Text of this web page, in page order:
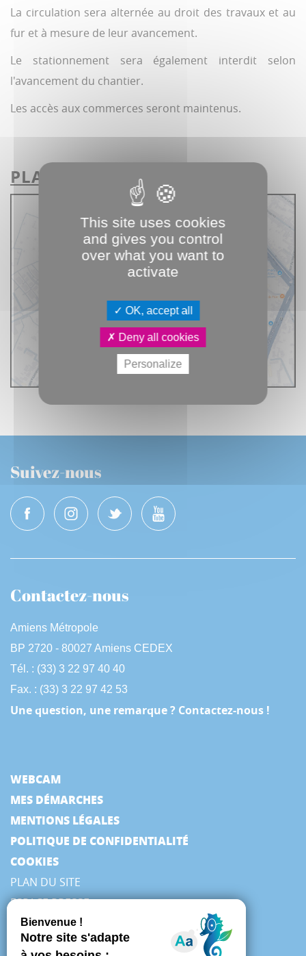
La circulation sera alternée au droit des travaux et au
fur et à mesure de leur avancement.
Le stationnement sera également interdit selon
l'avancement du chantier.
Les accès aux commerces seront maintenus.
PLAN DE SITUATION
Suivez-nous
Contactez-nous
Amiens Métropole
BP 2720 - 80027 Amiens CEDEX
Tél. : (33) 3 22 97 40 40
Fax. : (33) 3 22 97 42 53
Une question, une remarque ? Contactez-nous !
WEBCAM
MES DÉMARCHES
MENTIONS LÉGALES
POLITIQUE DE CONFIDENTIALITÉ
COOKIES
PLAN DU SITE
ESPACE PRESSE
This site uses cookies
and gives you control
over what you want to
activate
OK, accept all
Deny all cookies
Personalize